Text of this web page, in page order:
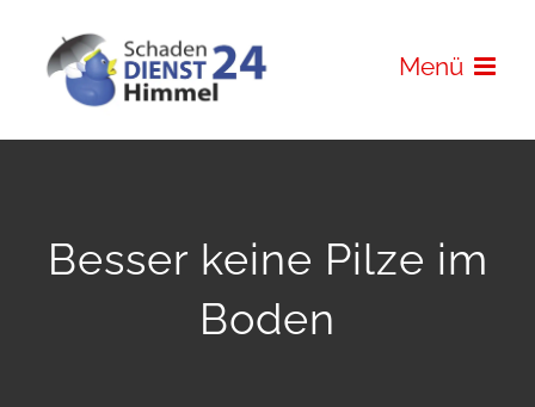
springen
Menü
Besser keine Pilze im
Boden